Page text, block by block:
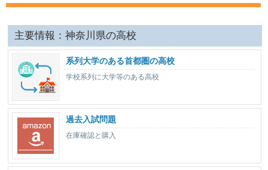
主要情報：神奈川県の高校
系列大学のある首都圏の高校
学校系列に大学等のある高校
過去入試問題
在庫確認と購入